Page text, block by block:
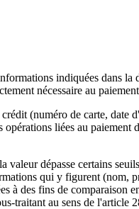
indiquées dans
nécessaire au
(numéro de carte,
liées au
dépasse certains
qui y figurent (nom,
à des fins de comparaison
au sens de l'article